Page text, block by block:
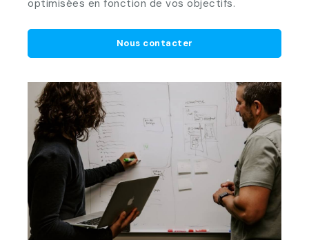
optimisées en fonction de vos objectifs.
Nous contacter